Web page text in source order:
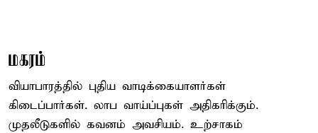
மகரம்
வியாபாரத்தில் புதிய வாடிக்கையாளர்கள்
கிடைப்பார்கள். லாப வாய்ப்புகள் அதிகரிக்கும்.
முதலீடுகளில் கவனம் அவசியம். உற்சாகம்